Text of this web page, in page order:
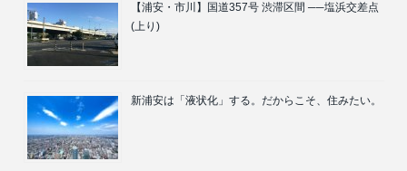
【浦安・市川】国道357号 渋滞区間 ──塩浜交差点
(上り)
新浦安は「液状化」する。だからこそ、住みたい。